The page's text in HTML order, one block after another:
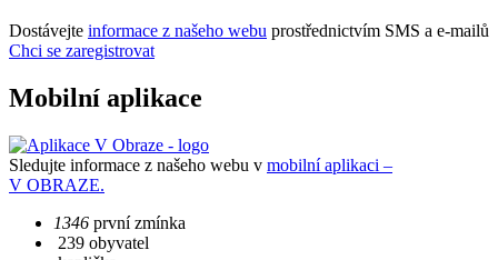
Dostávejte informace z našeho webu prostřednictvím SMS a e-mailů
Chci se zaregistrovat
Mobilní aplikace
Sledujte informace z našeho webu v mobilní aplikaci –
V OBRAZE.
1346 první zmínka
239 obyvatel